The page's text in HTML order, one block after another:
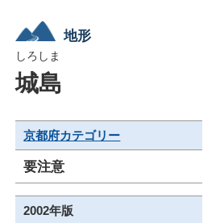
地形
しろしま
城島
京都府カテゴリー
要注意
2002年版